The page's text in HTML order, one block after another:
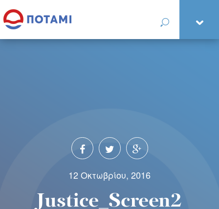
12 Οκτωβρίου, 2016
Justice_Screen2